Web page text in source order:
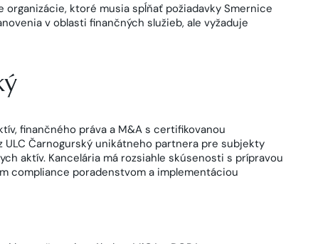
organizácie, ktoré musia spĺňať požiadavky Smernice
v oblasti finančných služieb, ale vyžaduje
finančného práva a M&A s certifikovanou
Čarnogurský unikátneho partnera pre subjekty
aktív. Kancelária má rozsiahle skúsenosti s prípravou
compliance poradenstvom a implementáciou